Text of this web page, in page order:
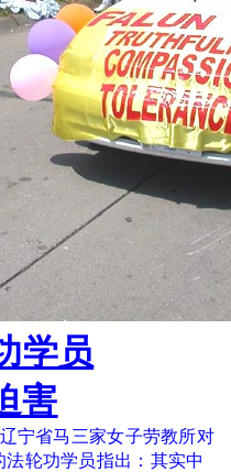
学员
害
宁省马三家女子劳教所对
轮功学员指出：其实中